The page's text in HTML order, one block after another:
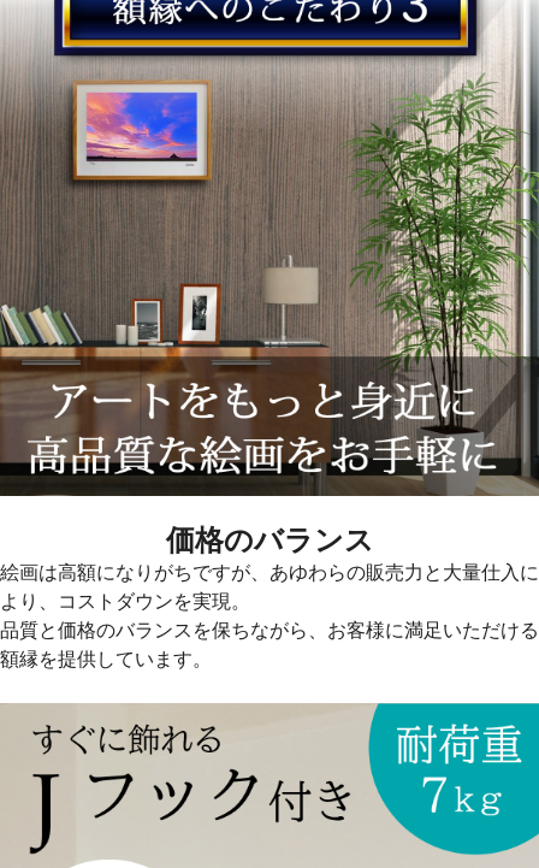
価格のバランス
絵画は高額になりがちですが、あゆわらの販売力と大量仕入に
より、コストダウンを実現。
品質と価格のバランスを保ちながら、お客様に満足いただける
額縁を提供しています。